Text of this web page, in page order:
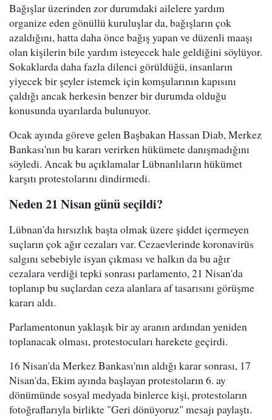
Bağışlar üzerinden zor durumdaki ailelere yardım
organize eden gönüllü kuruluşlar da, bağışların çok
azaldığını, hatta daha önce bağış yapan ve düzenli maaşı
olan kişilerin bile yardım isteyecek hale geldiğini söylüyor.
Sokaklarda daha fazla dilenci görüldüğü, insanların
yiyecek bir şeyler istemek için komşularının kapısını
çaldığı ancak herkesin benzer bir durumda olduğu
konusunda uyarılarda bulunuyor.
Ocak ayında göreve gelen Başbakan Hassan Diab, Merkez
Bankası'nın bu kararı verirken hükümete danışmadığını
söyledi. Ancak bu açıklamalar Lübnanlıların hükümet
karşıtı protestolarını dindirmedi.
Neden 21 Nisan günü seçildi?
Lübnan'da hırsızlık başta olmak üzere şiddet içermeyen
suçların çok ağır cezaları var. Cezaevlerinde koronavirüs
salgını sebebiyle isyan çıkması ve halkın da bu ağır
cezalara verdiği tepki sonrası parlamento, 21 Nisan'da
toplanıp bu suçlardan ceza alanlara af tasarısını görüşme
kararı aldı.
Parlamentonun yaklaşık bir ay aranın ardından yeniden
toplanacak olması, protestocuları harekete geçirdi.
16 Nisan'da Merkez Bankası'nın aldığı karar sonrası, 17
Nisan'da, Ekim ayında başlayan protestoların 6. ay
dönümünde sosyal medyada binlerce kişi, protestoların
fotoğraflarıyla birlikte "Geri dönüyoruz" mesajı paylaştı.